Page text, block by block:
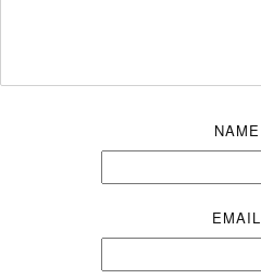
NAME
EMAIL